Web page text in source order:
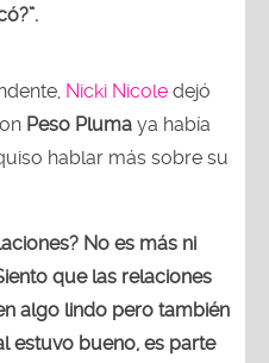
Nicki Nicole dejó
Peso Pluma ya había
hablar más sobre su
No es más ni
que las relaciones
algo lindo pero también
estuvo bueno, es parte